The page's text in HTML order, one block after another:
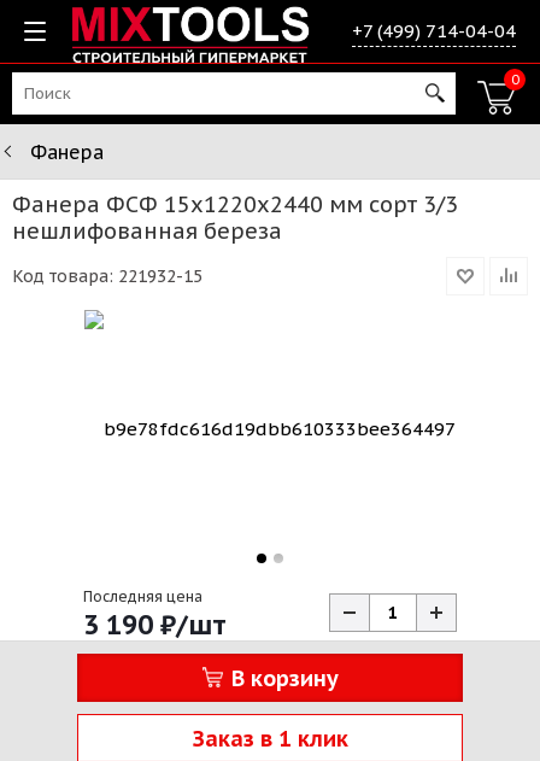
+7 (499) 714-04-04
0
Фанера
Фанера ФСФ 15х1220х2440 мм сорт 3/3
нешлифованная береза
Код товара: 221932-15
Последняя цена
3 190 ₽/шт
В корзину
Заказ в 1 клик